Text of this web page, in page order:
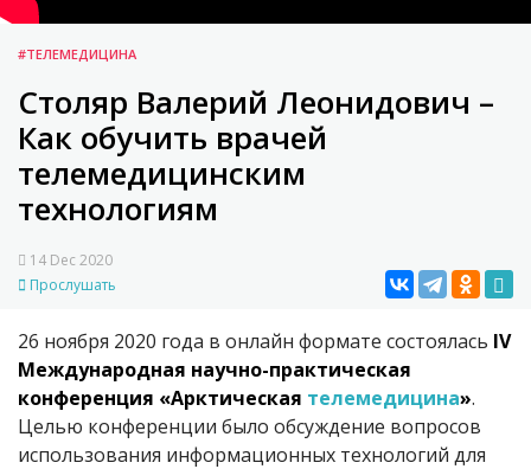
#ТЕЛЕМЕДИЦИНА
Столяр Валерий Леонидович –
Как обучить врачей
телемедицинским
технологиям
14 Dec 2020
Прослушать
26 ноября 2020 года в онлайн формате состоялась IV
Международная научно-практическая
конференция «Арктическая телемедицина».
Целью конференции было обсуждение вопросов
использования информационных технологий для